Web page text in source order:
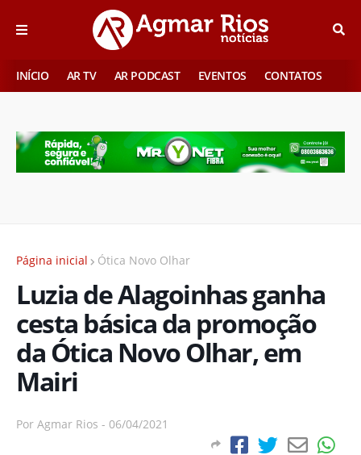
INÍCIO AR TV AR PODCAST EVENTOS CONTATOS
Página inicial Ótica Novo Olhar
Luzia de Alagoinhas ganha
cesta básica da promoção
da Ótica Novo Olhar, em
Mairi
Por Agmar Rios - 06/04/2021